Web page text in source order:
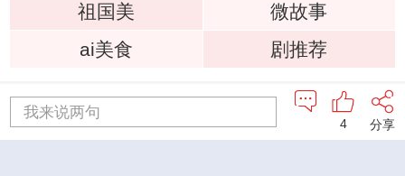
祖国美
微故事
ai美食
剧推荐
首页 直播 微视频
我来说两句
分享
4